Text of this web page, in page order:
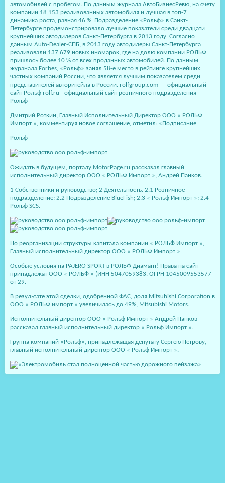
автомобилей с пробегом. По данным журнала АвтоБизнесРевю, на счету
компании 18 153 реализованных автомобиля и лучшая в топ-7
динамика роста, равная 46 %. Подразделение «Рольф» в Санкт-
Петербурге продемонстрировало лучшие показатели среди двадцати
крупнейших автодилеров Санкт-Петербурга в 2013 году. Согласно
данным Auto-Dealer-СПБ, в 2013 году автодилеры Санкт-Петербурга
реализовали 137 679 новых иномарок, где на долю компании РОЛЬФ
пришлось более 10 % от всех проданных автомобилей. По данным
журанала Forbes, «Рольф» занял 58-е место в рейтинге крупнейших
частных компаний России, что является лучшим показателем среди
представителей авторитейла в России. rolfgroup.com — официальный
сайт Рольф rolf.ru - официальный сайт розничного подразделения
Рольф
Дмитрий Роткин, Главный Исполнительный Директор ООО « РОЛЬФ
Импорт », комментируя новое соглашение, отметил: «Подписание.
Рольф
Ожидать в будущем, порталу MotorPage.ru рассказал главный
исполнительный директор ООО « РОЛЬФ Импорт », Андрей Панков.
1 Собственники и руководство; 2 Деятельность. 2.1 Розничное
подразделение; 2.2 Подразделение BlueFish; 2.3 « Рольф Импорт »; 2.4
Рольф SCS.
По реорганизации структуры капитала компании « РОЛЬФ Импорт »,
Главный исполнительный директор ООО « РОЛЬФ Импорт ».
Особые условия на PAJERO SPORT в РОЛЬФ Диамант! Права на сайт
принадлежат ООО « РОЛЬФ » (ИНН 5047059383, ОГРН 1045009553577
от 29.
В результате этой сделки, одобренной ФАС, доля Mitsubishi Corporation в
ООО « РОЛЬФ импорт » увеличилась до 49%, Mitsubishi Motors.
Исполнительный директор ООО « Рольф Импорт » Андрей Панков
рассказал главный исполнительный директор « Рольф Импорт ».
Группа компаний «Рольф», принадлежащая депутату Сергею Петрову,
главный исполнительный директор ООО « Рольф Импорт ».